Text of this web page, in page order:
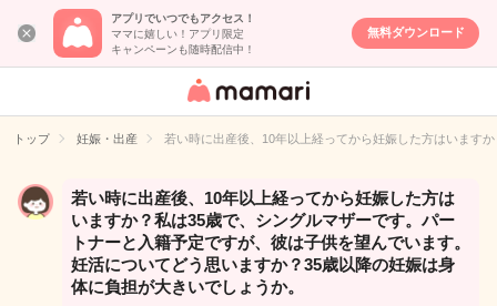
アプリでいつでもアクセス！
ママに嬉しい！アプリ限定
キャンペーンも随時配信中！
無料ダウンロード
女性専用匿名QA
イト
トップ 妊娠・出産 若い時に出産後、10年以上経ってから妊娠した方はいます
若い時に出産後、10年以上経ってから妊娠した方は
いますか？私は35歳で、シングルマザーです。パー
トナーと入籍予定ですが、彼は子供を望んでいます。
妊活についてどう思いますか？35歳以降の妊娠は身
体に負担が大きいでしょうか。